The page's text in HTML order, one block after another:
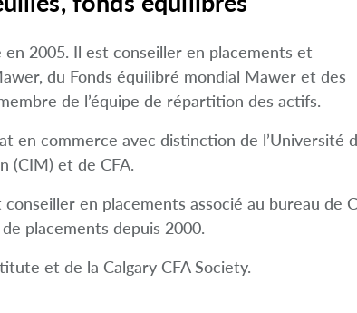
en 2005. Il est conseiller en placements et
du Fonds équilibré mondial Mawer et des
de l’équipe de répartition des actifs.
en commerce avec distinction de l’Université
(CIM) et de CFA.
en placements associé au bureau de
placements depuis 2000.
et de la Calgary CFA Society.